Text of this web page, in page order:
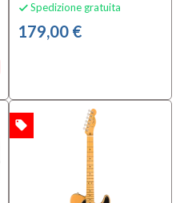
 Spedizione gratuita
179,00 €
local_offer